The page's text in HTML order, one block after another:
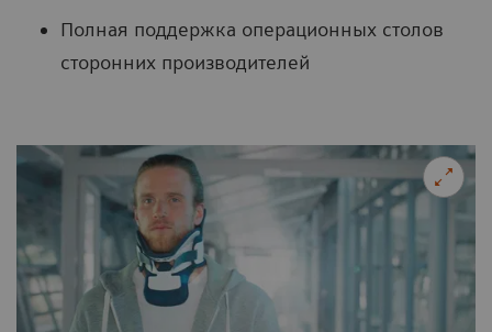
Полная поддержка операционных столов
сторонних производителей